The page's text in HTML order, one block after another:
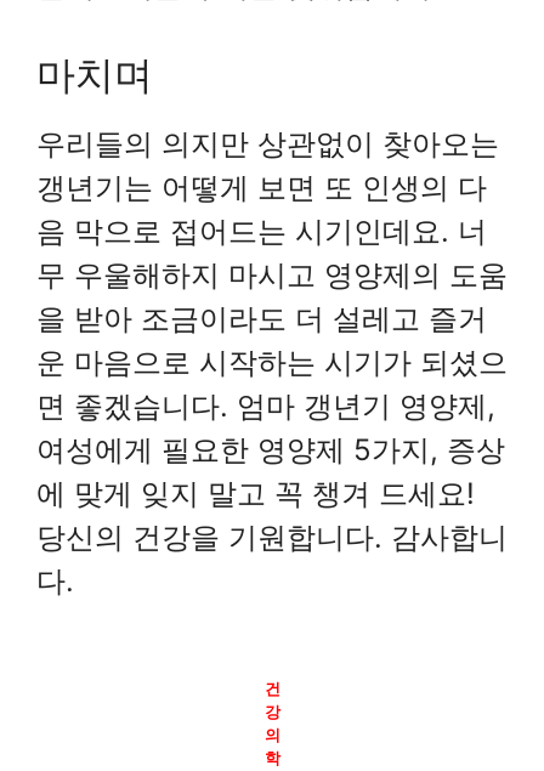
마치며
우리들의 의지만 상관없이 찾아오는
갱년기는 어떻게 보면 또 인생의 다
음 막으로 접어드는 시기인데요. 너
무 우울해하지 마시고 영양제의 도움
을 받아 조금이라도 더 설레고 즐거
운 마음으로 시작하는 시기가 되셨으
면 좋겠습니다. 엄마 갱년기 영양제,
여성에게 필요한 영양제 5가지, 증상
에 맞게 잊지 말고 꼭 챙겨 드세요!
당신의 건강을 기원합니다. 감사합니
다.
건
강
의
학